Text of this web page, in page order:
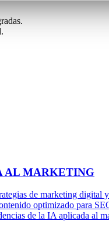
AL MARKETING
de marketing digital
optimizado para
de la IA aplicada